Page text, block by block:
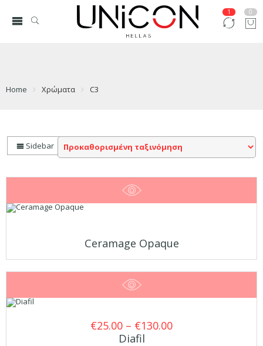
1 0
Home Χρώματα C3
Sidebar
Ceramage Opaque
€25.00 – €130.00Price
Diafil